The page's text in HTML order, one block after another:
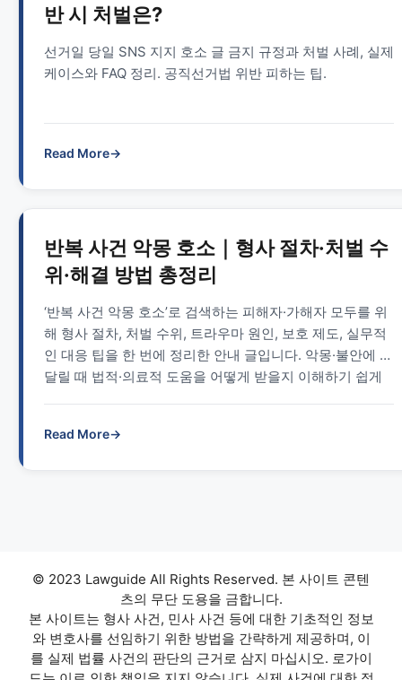
반 시 처벌은?
선거일 당일 SNS 지지 호소 글 금지 규정과 처벌 사례, 실제
케이스와 FAQ 정리. 공직선거법 위반 피하는 팁.
Read More→
반복 사건 악몽 호소｜형사 절차·처벌 수
위·해결 방법 총정리
‘반복 사건 악몽 호소’로 검색하는 피해자·가해자 모두를 위
해 형사 절차, 처벌 수위, 트라우마 원인, 보호 제도, 실무적
인 대응 팁을 한 번에 정리한 안내 글입니다. 악몽·불안에 시
달릴 때 법적·의료적 도움을 어떻게 받을지 이해하기 쉽게
Read More→
© 2023 Lawguide All Rights Reserved. 본 사이트 콘텐
츠의 무단 도용을 금합니다.
본 사이트는 형사 사건, 민사 사건 등에 대한 기초적인 정보
와 변호사를 선임하기 위한 방법을 간략하게 제공하며, 이
를 실제 법률 사건의 판단의 근거로 삼지 마십시오. 로가이